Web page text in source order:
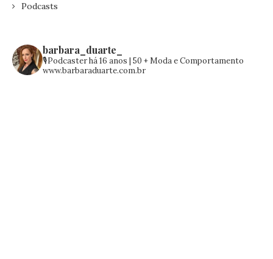
Podcasts
barbara_duarte_
🎙️Podcaster há 16 anos | 50 +Moda e Comportamento
www.barbaraduarte.com.br